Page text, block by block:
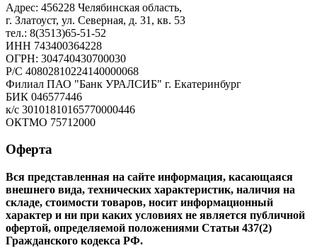
Адрес: 456228 Челябинская область,
г. Златоуст, ул. Северная, д. 31, кв. 53
тел.: 8(3513)65-51-52
ИНН 743400364228
ОГРН: 304740430700030
Р/С 40802810224140000068
Филиал ПАО "Банк УРАЛСИБ" г. Екатеринбург
БИК 046577446
к/с 30101810165770000446
ОКТМО 75712000
Оферта
Вся представленная на сайте информация, касающаяся
внешнего вида, технических характеристик, наличия на
складе, стоимости товаров, носит информационный
характер и ни при каких условиях не является публичной
офертой, определяемой положениями Статьи 437(2)
Гражданского кодекса РФ.